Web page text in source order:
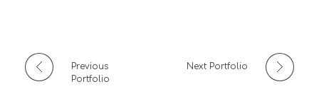
Previous
Portfolio
Next Portfolio